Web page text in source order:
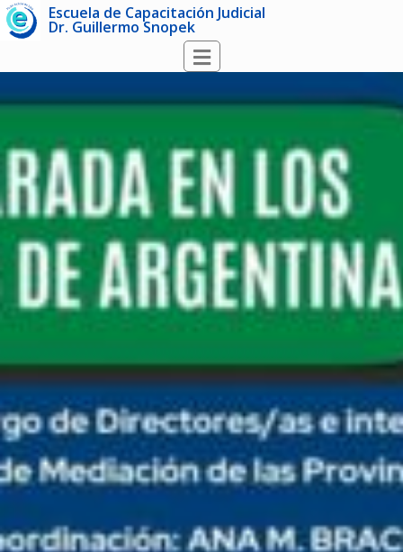
Escuela de Capacitación Judicial
Dr. Guillermo Snopek